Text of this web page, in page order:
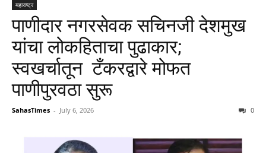
महाराष्ट्र
पाणीदार नगरसेवक सचिनजी देशमुख
यांचा लोकहिताचा पुढाकार;
स्वखर्चातून टँकरद्वारे मोफत
पाणीपुरवठा सुरू
SahasTimes - July 6, 2026 0